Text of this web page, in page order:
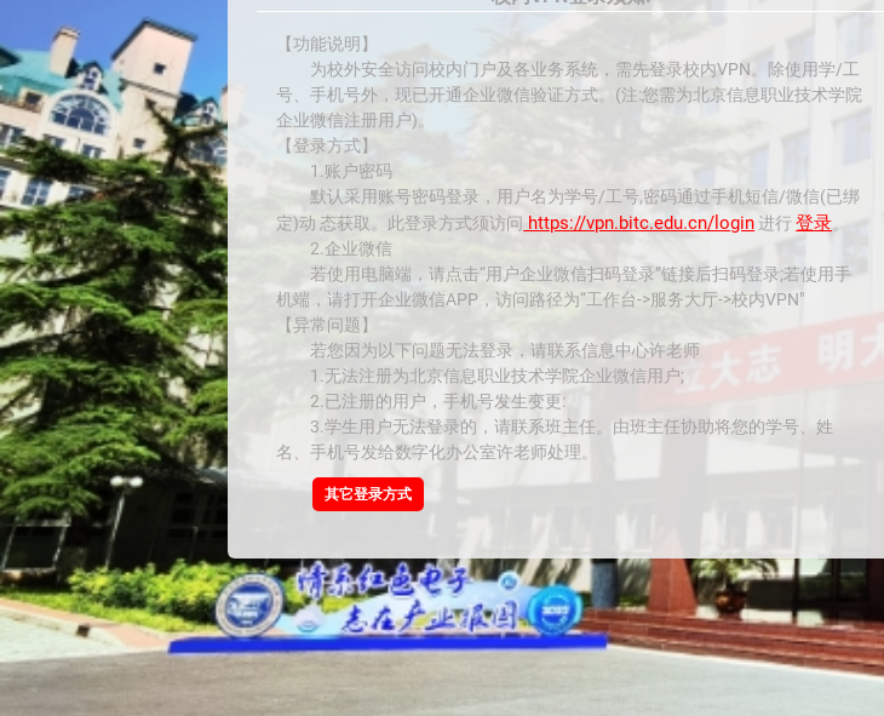
【功能说明】
为校外安全访问校内门户及各业务系统，需先登录校内VPN。除使用学/工
号、手机号外，现已开通企业微信验证方式。(注:您需为北京信息职业技术学院
企业微信注册用户)。
【登录方式】
1.账户密码
默认采用账号密码登录，用户名为学号/工号,密码通过手机短信/微信(已绑
定)动 态获取。此登录方式须访问 https://vpn.bitc.edu.cn/login进行登录。
2.企业微信
若使用电脑端，请点击“用户企业微信扫码登录”链接后扫码登录;若使用手
机端，请打开企业微信APP，访问路径为“工作台->服务大厅->校内VPN"
【异常问题】
若您因为以下问题无法登录，请联系信息中心许老师
1.无法注册为北京信息职业技术学院企业微信用户;
2.已注册的用户，手机号发生变更:
3.学生用户无法登录的，请联系班主任。由班主任协助将您的学号、姓
名、手机号发给数字化办公室许老师处理。
其它登录方式